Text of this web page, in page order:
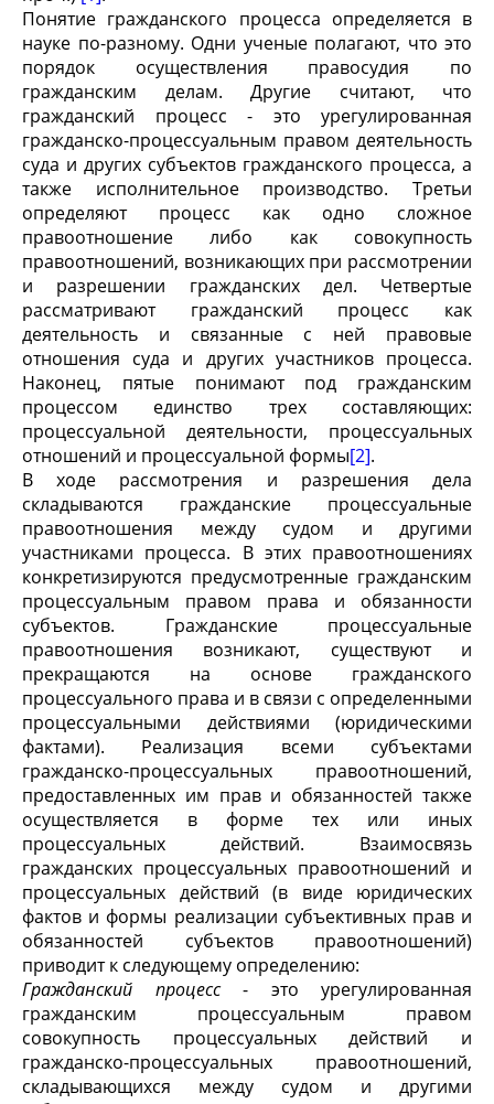
Понятие гражданского процесса определяется в
науке по-разному. Одни ученые полагают, что это
порядок осуществления правосудия по
гражданским делам. Другие считают, что
гражданский процесс - это урегулированная
гражданско-процессуальным правом деятельность
суда и других субъектов гражданского процесса, а
также исполнительное производство. Третьи
определяют процесс как одно сложное
правоотношение либо как совокупность
правоотношений, возникающих при рассмотрении
и разрешении гражданских дел. Четвертые
рассматривают гражданский процесс как
деятельность и связанные с ней правовые
отношения суда и других участников процесса.
Наконец, пятые понимают под гражданским
процессом единство трех составляющих:
процессуальной деятельности, процессуальных
отношений и процессуальной формы[2].
В ходе рассмотрения и разрешения дела
складываются гражданские процессуальные
правоотношения между судом и другими
участниками процесса. В этих правоотношениях
конкретизируются предусмотренные гражданским
процессуальным правом права и обязанности
субъектов. Гражданские процессуальные
правоотношения возникают, существуют и
прекращаются на основе гражданского
процессуального права и в связи с определенными
процессуальными действиями (юридическими
фактами). Реализация всеми субъектами
гражданско-процессуальных правоотношений,
предоставленных им прав и обязанностей также
осуществляется в форме тех или иных
процессуальных действий. Взаимосвязь
гражданских процессуальных правоотношений и
процессуальных действий (в виде юридических
фактов и формы реализации субъективных прав и
обязанностей субъектов правоотношений)
приводит к следующему определению:
Гражданский процесс
- это урегулированная
гражданским процессуальным правом
совокупность процессуальных действий и
гражданско-процессуальных правоотношений,
складывающихся между судом и другими